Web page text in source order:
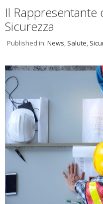
Il Rappresentante
Sicurezza
Published in: News, Salute,